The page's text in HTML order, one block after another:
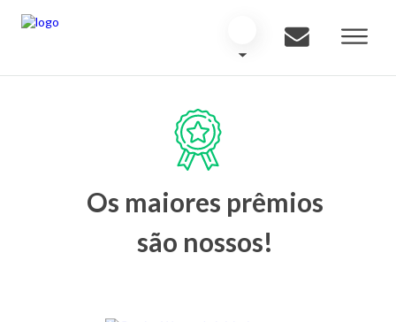
Os maiores prêmios
são nossos!